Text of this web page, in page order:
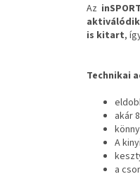
Az
aktiválódik
is kitart,
Technikai
akár
A
a